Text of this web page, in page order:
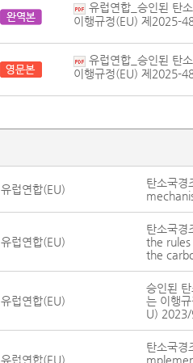
유럽연합_승인된 탄
이행규정(EU) 제2025-
유럽연합_승인된 탄
이행규정(EU) 제2025-
유럽연합(EU)
탄소국
유럽연합(EU)
탄소국
the
the
유럽연합(EU)
승인된
는 이행
U)
유럽연합(EU)
탄소국